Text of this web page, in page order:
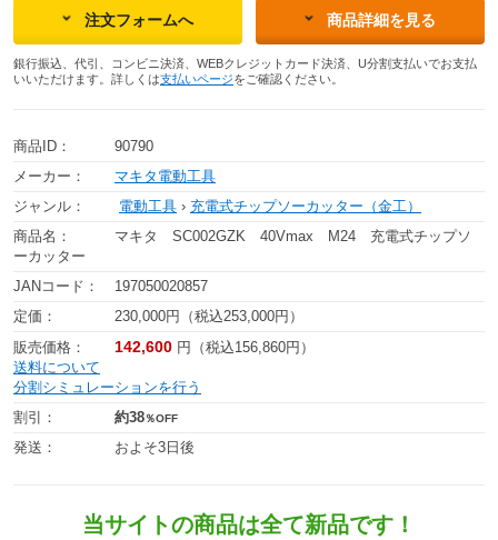
注文フォームへ 商品詳細を見る
銀行振込、代引、コンビニ決済、WEBクレジットカード決済、U分割支払いでお支払
いいただけます。詳しくは支払いページをご確認ください。
商品ID：
90790
メーカー：
マキタ電動工具
ジャンル：
電動工具 › 充電式チップソーカッター（金工）
商品名：
マキタ SC002GZK 40Vmax M24 充電式チップソ
ーカッター
JANコード：
197050020857
定価：
230,000円（税込253,000円）
販売価格：
142,600 円（税込156,860円）
送料について
分割シミュレーションを行う
割引：
約38％OFF
発送： およそ3日後
当サイトの商品は全て新品です！